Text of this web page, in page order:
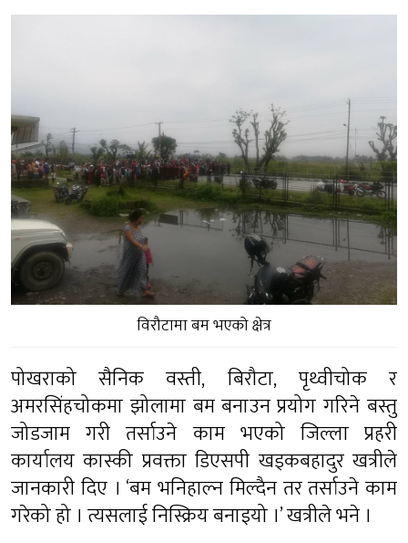
विरौटामा बम भएको क्षेत्र
पोखराको सैनिक वस्ती, बिरौटा, पृथ्वीचोक र
अमरसिंहचोकमा झोलामा बम बनाउन प्रयोग गरिने बस्तु
जोडजाम गरी तर्साउने काम भएको जिल्ला प्रहरी
कार्यालय कास्की प्रवक्ता डिएसपी खड्कबहादुर खत्रीले
जानकारी दिए । ‘बम भनिहाल्न मिल्दैन तर तर्साउने काम
गरेको हो । त्यसलाई निस्क्रिय बनाइयो ।’ खत्रीले भने ।